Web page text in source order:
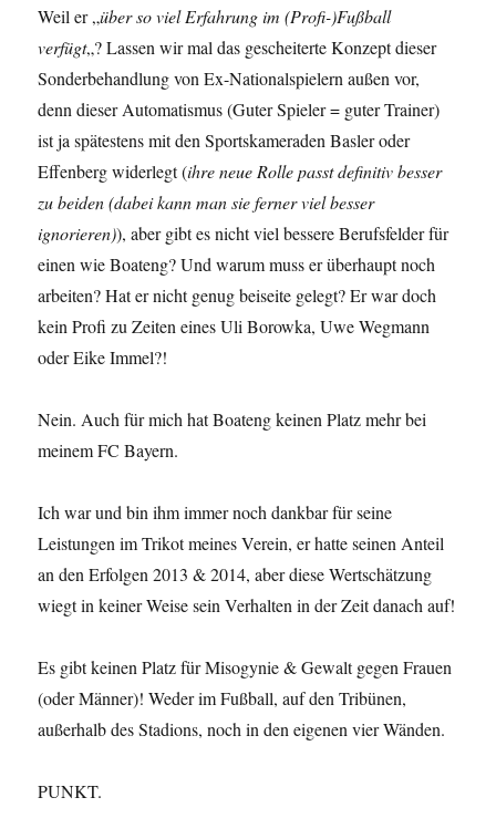
Weil er „über so viel Erfahrung im (Profi-)Fußball
verfügt„? Lassen wir mal das gescheiterte Konzept dieser
Sonderbehandlung von Ex-Nationalspielern außen vor,
denn dieser Automatismus (Guter Spieler = guter Trainer)
ist ja spätestens mit den Sportskameraden Basler oder
Effenberg widerlegt (ihre neue Rolle passt definitiv besser
zu beiden (dabei kann man sie ferner viel besser
ignorieren)), aber gibt es nicht viel bessere Berufsfelder für
einen wie Boateng? Und warum muss er überhaupt noch
arbeiten? Hat er nicht genug beiseite gelegt? Er war doch
kein Profi zu Zeiten eines Uli Borowka, Uwe Wegmann
oder Eike Immel?!
Nein. Auch für mich hat Boateng keinen Platz mehr bei
meinem FC Bayern.
Ich war und bin ihm immer noch dankbar für seine
Leistungen im Trikot meines Verein, er hatte seinen Anteil
an den Erfolgen 2013 & 2014, aber diese Wertschätzung
wiegt in keiner Weise sein Verhalten in der Zeit danach auf!
Es gibt keinen Platz für Misogynie & Gewalt gegen Frauen
(oder Männer)! Weder im Fußball, auf den Tribünen,
außerhalb des Stadions, noch in den eigenen vier Wänden.
PUNKT.